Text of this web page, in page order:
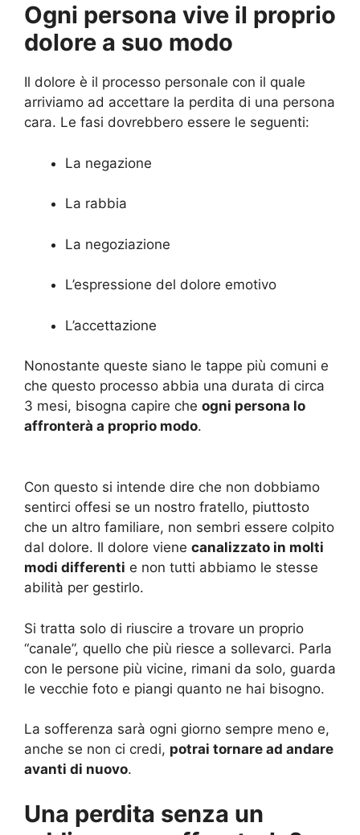
Ogni persona vive il proprio
dolore a suo modo
Il dolore è il processo personale con il quale
arriviamo ad accettare la perdita di una persona
cara. Le fasi dovrebbero essere le seguenti:
La negazione
La rabbia
La negoziazione
L’espressione del dolore emotivo
L’accettazione
Nonostante queste siano le tappe più comuni e
che questo processo abbia una durata di circa
3 mesi, bisogna capire che ogni persona lo
affronterà a proprio modo.
Con questo si intende dire che non dobbiamo
sentirci offesi se un nostro fratello, piuttosto
che un altro familiare, non sembri essere colpito
dal dolore. Il dolore viene canalizzato in molti
modi differenti e non tutti abbiamo le stesse
abilità per gestirlo.
Si tratta solo di riuscire a trovare un proprio
“canale”, quello che più riesce a sollevarci. Parla
con le persone più vicine, rimani da solo, guarda
le vecchie foto e piangi quanto ne hai bisogno.
La sofferenza sarà ogni giorno sempre meno e,
anche se non ci credi, potrai tornare ad andare
avanti di nuovo.
Una perdita senza un